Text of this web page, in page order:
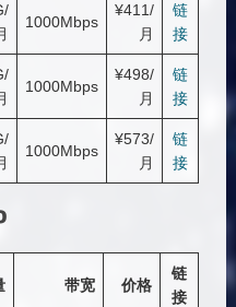
1000Mbps
¥411/
月
链
接
1000Mbps
¥498/
月
链
接
1000Mbps
¥573/
月
链
接
带宽 价格
链
接